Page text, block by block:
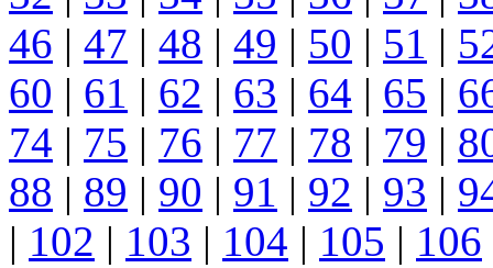
46 | 47 | 48 | 49 | 50 | 51 |
60 | 61 | 62 | 63 | 64 | 65 |
74 | 75 | 76 | 77 | 78 | 79 |
88 | 89 | 90 | 91 | 92 | 93 |
| 102 | 103 | 104 | 105 | 106